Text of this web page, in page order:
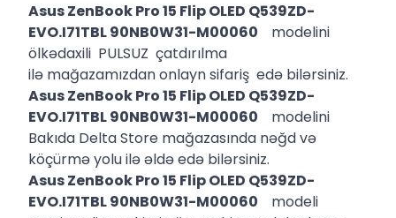
Asus ZenBook Pro 15 Flip OLED Q539ZD-
EVO.I71TBL 90NB0W31-M00060 modelini
ölkədaxili PULSUZ çatdırılma
ilə mağazamızdan onlayn sifariş edə bilərsiniz.
Asus ZenBook Pro 15 Flip OLED Q539ZD-
EVO.I71TBL 90NB0W31-M00060 modelini
Bakıda Delta Store mağazasında nəğd və
köçürmə yolu ilə əldə edə bilərsiniz.
Asus ZenBook Pro 15 Flip OLED Q539ZD-
EVO.I71TBL 90NB0W31-M00060 modeli